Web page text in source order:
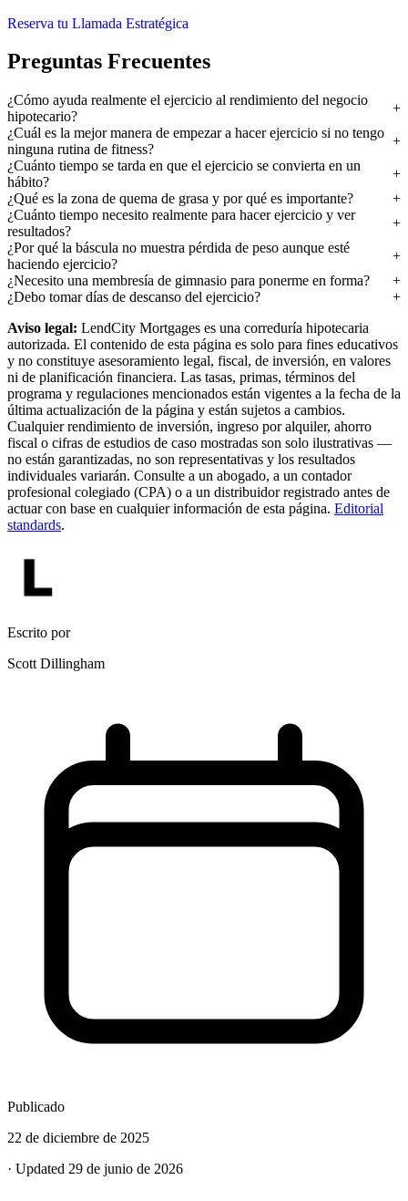
Reserva tu Llamada Estratégica
Preguntas Frecuentes
¿Cómo ayuda realmente el ejercicio al rendimiento del negocio
hipotecario?
¿Cuál es la mejor manera de empezar a hacer ejercicio si no tengo
ninguna rutina de fitness?
¿Cuánto tiempo se tarda en que el ejercicio se convierta en un
hábito?
¿Qué es la zona de quema de grasa y por qué es importante?
¿Cuánto tiempo necesito realmente para hacer ejercicio y ver
resultados?
¿Por qué la báscula no muestra pérdida de peso aunque esté
haciendo ejercicio?
¿Necesito una membresía de gimnasio para ponerme en forma?
¿Debo tomar días de descanso del ejercicio?
Aviso legal: LendCity Mortgages es una correduría hipotecaria
autorizada. El contenido de esta página es solo para fines educativos
y no constituye asesoramiento legal, fiscal, de inversión, en valores
ni de planificación financiera. Las tasas, primas, términos del
programa y regulaciones mencionados están vigentes a la fecha de la
última actualización de la página y están sujetos a cambios.
Cualquier rendimiento de inversión, ingreso por alquiler, ahorro
fiscal o cifras de estudios de caso mostradas son solo ilustrativas —
no están garantizadas, no son representativas y los resultados
individuales variarán. Consulte a un abogado, a un contador
profesional colegiado (CPA) o a un distribuidor registrado antes de
actuar con base en cualquier información de esta página. Editorial
standards.
Escrito por
Scott Dillingham
Publicado
22 de diciembre de 2025
· Updated 29 de junio de 2026